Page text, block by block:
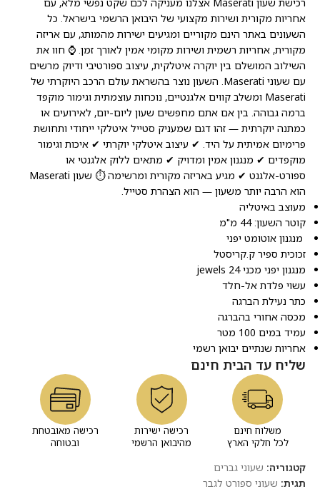
אחריות מקורית ושירות מקצועי של היבואן הרשמי בישראל. כל
השעונים באתר הינם מקוריים ומגיעים ישירות מהמותג, עם אריזה
מקורית, אחריות רשמית ושירות מקומי אמין לאורך זמן. ⌚ חוו את
השילוב המושלם בין יוקרה איטלקית, עיצוב ספורטיבי ודיוק מרשים
עם שעוני Maserati. השעון נוצר בהשראת עולם הרכב היוקרתי של
Maserati ומשלב קווים אלגנטיים, נוכחות עוצמתית וגימור מוקפד
ברמה גבוהה. בין אם אתם מחפשים שעון ליום-יום, לאירועים או
כמתנה יוקרתית — זהו דגם שמעניק סטייל איטלקי ייחודי ותחושת
פרימיום אמיתית על היד. ✔ עיצוב איטלקי יוקרתי ✔ איכות וגימור
מוקפדים ✔ מנגנון אמין ומדויק ✔ מתאים ללוק אלגנטי או
ספורט-אלגנט ✔ מגיע באריזה מקורית ומרשימה ⏱️ שעון Maserati
הוא הרבה יותר משעון — הוא הצהרת סטייל.
מעוצב באיטליה
קוטר השעון: 44 מ"מ
מנגנון אוטומט יפני
זכוכית ספיר ק.קריסטל
מנגנון יפני מכני 24 jewels
עשוי פלדת אל-חלד
כתר נעילת הברגה
מכסה אחורי בהברגה
עמיד במים 100 מטר
אחריות שנתיים יבואן רשמי
שליח עד הבית חינם
משלוח חינם
לכל חלקי הארץ
רכישה ישירות
מהיבואן הרשמי
רכישה מאובטחת
ובטוחה
קטגוריה: שעוני גברים
תגית: שעוני ספורט לגבר